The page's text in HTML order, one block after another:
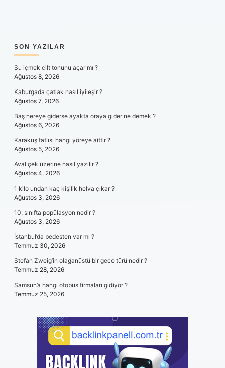
SIDEBAR
SON YAZILAR
Su içmek cilt tonunu açar mı ?
Ağustos 8, 2026
Kaburgada çatlak nasıl iyileşir ?
Ağustos 7, 2026
Baş nereye giderse ayakta oraya gider ne demek ?
Ağustos 6, 2026
Karakuş tatlısı hangi yöreye aittir ?
Ağustos 5, 2026
Aval çek üzerine nasıl yazılır ?
Ağustos 4, 2026
1 kilo undan kaç kişilik helva çıkar ?
Ağustos 3, 2026
10. sınıfta popülasyon nedir ?
Ağustos 3, 2026
İstanbul’da bedesten var mı ?
Temmuz 30, 2026
Stefan Zweig’in olağanüstü bir gece türü nedir ?
Temmuz 28, 2026
Samsun’a hangi otobüs firmaları gidiyor ?
Temmuz 25, 2026